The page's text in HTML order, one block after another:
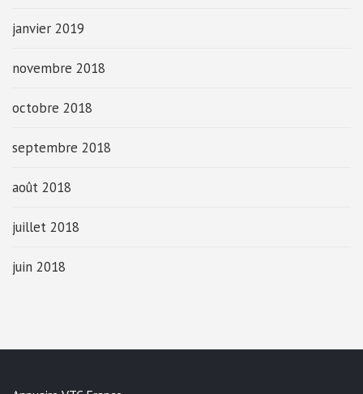
janvier 2019
novembre 2018
octobre 2018
septembre 2018
août 2018
juillet 2018
juin 2018